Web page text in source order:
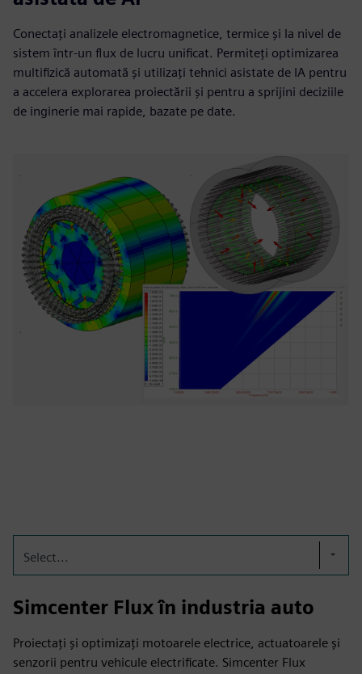
Conectați analizele electromagnetice, termice și la nivel de
sistem într-un flux de lucru unificat. Permiteți optimizarea
multifizică automată și utilizați tehnici asistate de IA pentru
a accelera explorarea proiectării și pentru a sprijini deciziile
de inginerie mai rapide, bazate pe date.
Select...
Simcenter Flux în industria auto
Proiectați și optimizați motoarele electrice, actuatoarele și
senzorii pentru vehicule electrificate. Simcenter Flux